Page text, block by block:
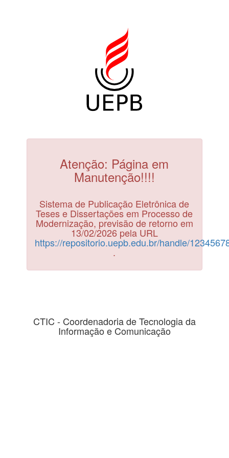
Atenção: Página em
Manutenção!!!!
Sistema de Publicação Eletrônica de
Teses e Dissertações em Processo de
Modernização, previsão de retorno em
13/02/2026 pela URL
https://repositorio.uepb.edu.br/handle/
.
CTIC - Coordenadoria de Tecnologia da
Informação e Comunicação